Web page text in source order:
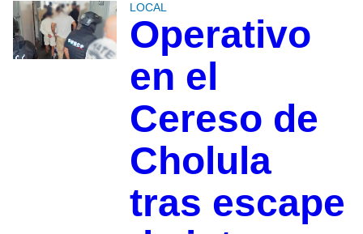
LOCAL
Operativo
en el
Cereso de
Cholula
tras escape